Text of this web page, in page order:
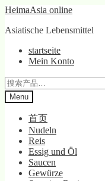
Skip
navigation
Skip
content
HeimaAsia online
Asiatische Lebensmittel
startseite
Mein Konto
搜
索：
Menu
首页
Nudeln
Reis
Essig und Öl
Saucen
Gewürze